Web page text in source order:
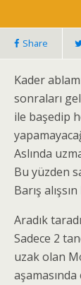
Share
Kader
sonraları
ile başedip
Aslında
Bu yüzden
Barış
Aradık
Sadece 2
uzak olan